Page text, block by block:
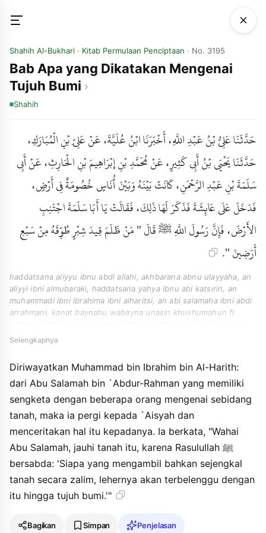
Shahih Al-Bukhari · Kitab Permulaan Penciptaan · No. 3195
Bab Apa yang Dikatakan Mengenai
Tujuh Bumi
Shahih
حَدَّثَنَا عَلِيُّ بْنُ عَبْدِ اللَّهِ، أَخْبَرَنَا ابْنُ عُلَيَّةَ، عَنْ عَلِيِّ بْنِ الْمُبَارَكِ،
حَدَّثَنَا يَحْيَى بْنُ أَبِي كَثِيرٍ، عَنْ مُحَمَّدِ بْنِ إِبْرَاهِيمَ بْنِ الْحَارِثِ، عَنْ أَبِي
سَلَمَةَ بْنِ عَبْدِ الرَّحْمَنِ، كَانَتْ بَيْنَهُ وَبَيْنَ أُنَاسٍ خُصُومَةٌ فِي أَرْضٍ،
فَدَخَلَ عَلَى عَائِشَةَ فَذَكَرَ لَهَا ذَلِكَ، فَقَالَتْ يَا أَبَا سَلَمَةَ اجْتَنِبِ
الأَرْضَ، فَإِنَّ رَسُولَ اللَّهِ ﷺ قَالَ " مَنْ ظَلَمَ قِيدَ شِبْرٍ طُوِّقَهُ مِنْ سَبْعِ
أَرَضِينَ ".
haddatsana aliyyu ibnu abdi allahi, akhbarana abnu ulayyaha, an
aliyyi ibni almubaraki, haddatsana yahya ibnu abi katsirin, an
muhammadi ibni ibrahima ibni alharitsi, an abi salamaha ibni abdi
arrahmani, kanat baynahu wabayna unasin khushumahun fi
aba salamaha ajtanibi alardha, fainna rasula allahi qala " man
Selengkapnya
Diriwayatkan Muhammad bin Ibrahim bin Al-Harith:
dari Abu Salamah bin `Abdur-Rahman yang memiliki
sengketa dengan beberapa orang mengenai sebidang
tanah, maka ia pergi kepada `Aisyah dan
menceritakan hal itu kepadanya. Ia berkata, "Wahai
Abu Salamah, jauhi tanah itu, karena Rasulullah ﷺ
bersabda: 'Siapa yang mengambil bahkan sejengkal
tanah secara zalim, lehernya akan terbelenggu dengan
itu hingga tujuh bumi.'"
Bagikan Simpan Penjelasan